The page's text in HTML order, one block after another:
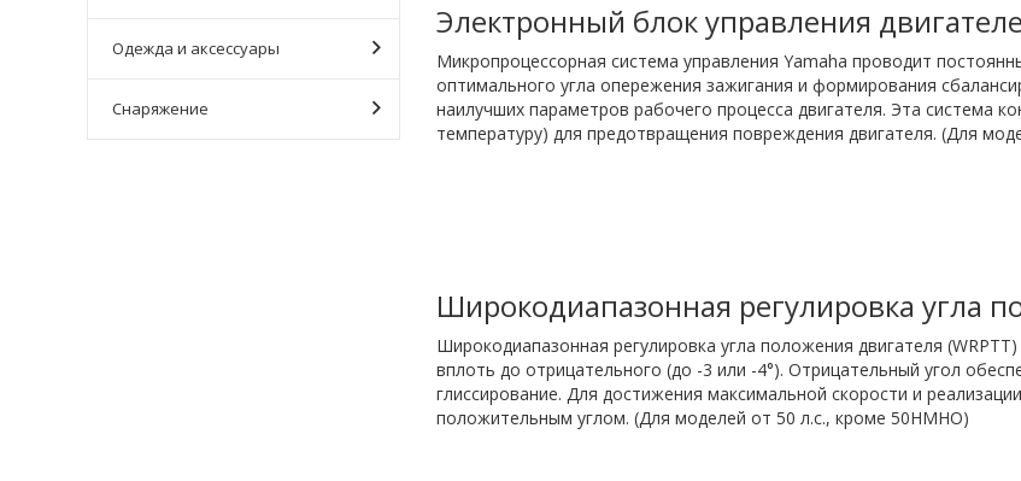
Одежда и аксессуары
Снаряжение
Электронный блок управления
Микропроцессорная система управления Yamaha проводит
оптимального угла опережения зажигания и формирования
наилучших параметров рабочего процесса двигателя. Эта система
температуру) для предотвращения повреждения двигателя. (Для
Широкодиапазонная регулировка угла
Широкодиапазонная регулировка угла положения двигателя
вплоть до отрицательного (до -3 или -4°). Отрицательный угол
глиссирование. Для достижения максимальной скорости и
положительным углом. (Для моделей от 50 л.с., кроме 50HMHO)